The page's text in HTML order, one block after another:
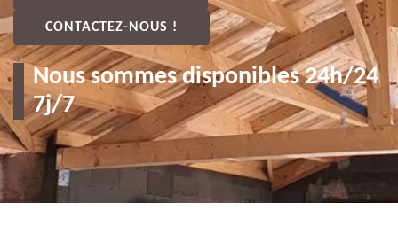
CONTACTEZ-NOUS !
Nous sommes disponibles 24h/24
7j/7